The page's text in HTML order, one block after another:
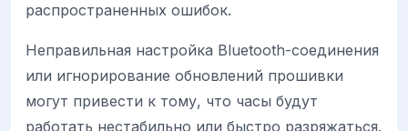
распространенных ошибок.
Неправильная настройка Bluetooth-соединения
или игнорирование обновлений прошивки
могут привести к тому, что часы будут
работать нестабильно или быстро разряжаться.